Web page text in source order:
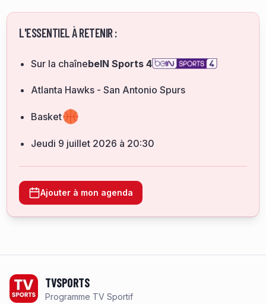
L'ESSENTIEL À RETENIR :
Sur la chaînebeIN Sports 4
Atlanta Hawks - San Antonio Spurs
Basket
jeudi 9 juillet 2026 à 20:30
Ajouter à mon agenda
TVSPORTS
Programme TV Sportif